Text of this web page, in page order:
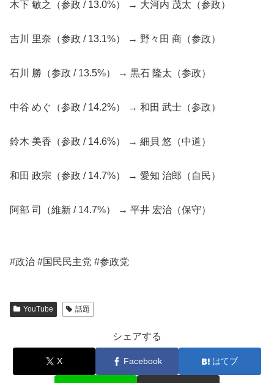
木下 敏之（参政 / 13.0%） → 大河内 茂太（参政）
吉川 里奈（参政 / 13.1%） → 野々田 商（参政）
石川 勝（参政 / 13.5%） → 黒石 隆太（参政）
中谷 めぐ（参政 / 14.2%） → 和田 武士（参政）
鈴木 美香（参政 / 14.6%） → 細貝 悠（中道）
和田 政宗（参政 / 14.7%） → 愛知 治郎（自民）
阿部 司（維新 / 14.7%） → 平井 宏治（保守）
YouTube 話題
シェアする
X Facebook はてブ